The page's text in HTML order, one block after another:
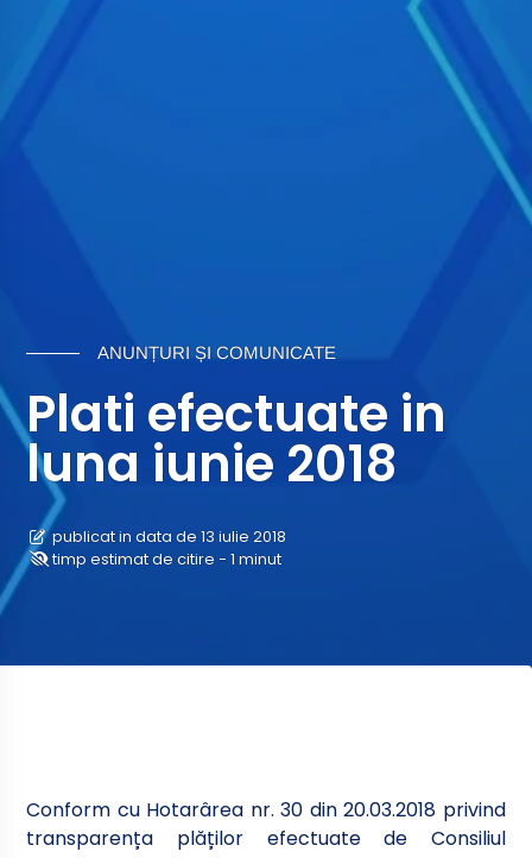
ANUNȚURI ȘI COMUNICATE
Plati efectuate in
luna iunie 2018
publicat in data de 13 iulie 2018
timp estimat de citire - 1 minut
Conform cu Hotarârea nr. 30 din 20.03.2018 privind
transparența plăților efectuate de Consiliul